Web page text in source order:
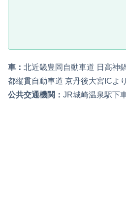
車： 北近畿豊岡自動車道 日高神
都縦貫自動車道 京丹後大宮ICよ
公共交通機関： JR城崎温泉駅下